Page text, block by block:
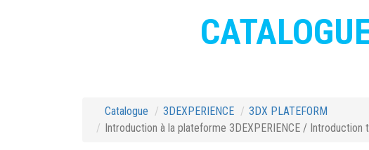
Catalogue 3DEXPERIENCE
3DX PLATEFORM
Introduction à la plateforme 3DEXPERIENCE / Introduction